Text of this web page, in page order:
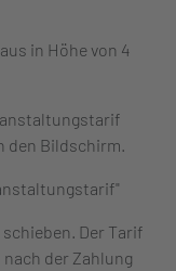
in Höhe von 4
den Bildschirm.
Der Tarif
der Zahlung